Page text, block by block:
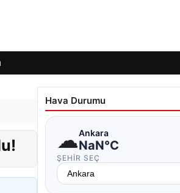
Hava Durumu
☁Ankara
NaN°C
ŞEHIR SEÇ